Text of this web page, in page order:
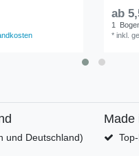
ab
1
*inkl.
und Deutschland)
Made